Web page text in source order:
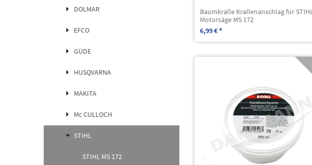
DOLMAR
EFCO
GÜDE
HUSQVARNA
MAKITA
Mc CULLOCH
STIHL
STIHL MS 172
Baumkralle Krallenanschlag für STIHL
Motorsäge MS 172
6,99 € *